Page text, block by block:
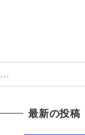
最新の投稿